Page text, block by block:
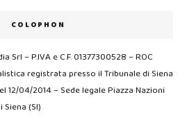
COLOPHON
Srl – P.IVA e C.F. 01377300528 – ROC
registrata presso il Tribunale di Siena
12/04/2014 – Sede legale Piazza Nazioni
(SI)